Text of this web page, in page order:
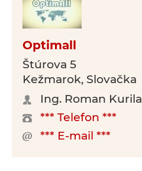
Optimall
Štúrova 5
Kežmarok, Slovačka
Ing. Roman Kurila
*** Telefon ***
*** E-mail ***